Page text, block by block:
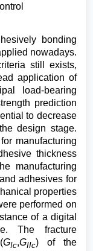
bonding
nowadays.
still exists,
application of
load-bearing
prediction
to decrease
design stage.
manufacturing
thickness
manufacturing
adhesives for
properties
performed on
of a digital
The fracture
GIc,GIIc) of the